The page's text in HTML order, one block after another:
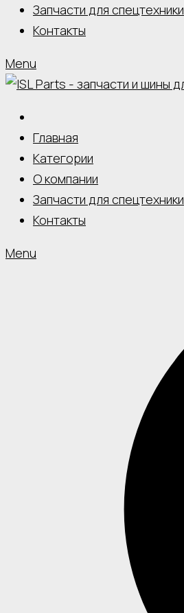
Запчасти для спецтехники
Контакты
Menu
Главная
Категории
О компании
Запчасти для спецтехники
Контакты
Menu